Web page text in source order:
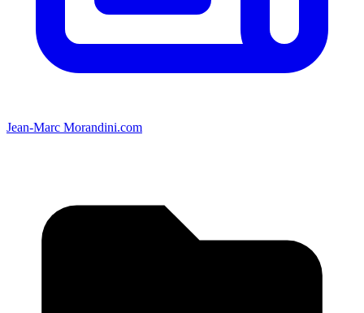
Jean-Marc Morandini.com